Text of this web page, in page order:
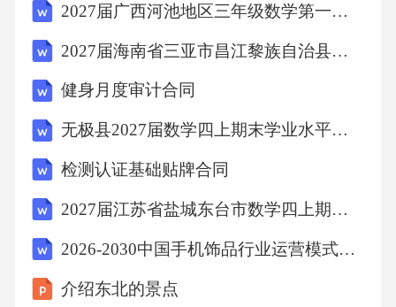
提升自身实力，加强内部管理，确保服务质
量，以满足老年人日益增长的健康需求。未
来，随着政策的不断完善和市场的逐步成熟，
疗养院行业有望迎来更加美好的发展前景。第
二部分政策支持与激励措施关键词关键要点政
策支持与激励措施
1.财政补贴：政府通过直接或间接的财政补贴，
降低疗养院运营成本，鼓励其提供更优质的服
务。
2027届广西河池地区三年级数学第一学期期末联考模拟试题含解析
2027届海南省三亚市昌江黎族自治县数学四上期末质量跟踪监视试题含解析
健身月度审计合同
无极县2027届数学四上期末学业水平测试模拟试题含解析
检测认证基础贴牌合同
2027届江苏省盐城东台市数学四上期末经典模拟试题含解析
2026-2030中国手机饰品行业运营模式及竞争策略分析研究报告()
介绍东北的景点